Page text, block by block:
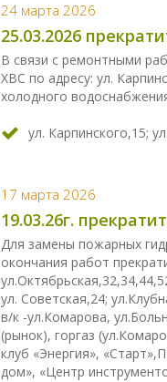
24 марта 2026
25.03.2026
В связи с ремонтными
ХВС по адресу: ул.
холодного
ул. Карпинского,15;
17 марта 2026
19.03.26г.
Для замены пожарных
окончания работ
ул. Советская,24;
в/к -ул.Комарова,
(рынок), горгаз
клуб «Энергия»,
дом», «Центр